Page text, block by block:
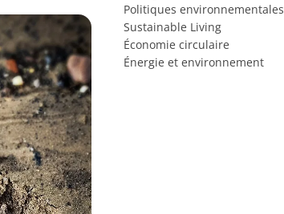
Politiques environnementales
Sustainable Living
Économie circulaire
Énergie et environnement